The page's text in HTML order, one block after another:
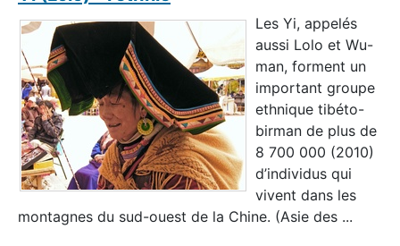
Les Yi, appelés
aussi Lolo et Wu-
man, forment un
important groupe
ethnique tibéto-
birman de plus de
8 700 000 (2010)
d’individus qui
vivent dans les
montagnes du sud-ouest de la Chine. (Asie des ...